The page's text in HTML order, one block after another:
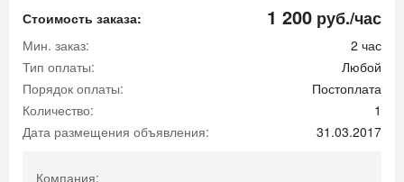
Стоимость заказа: 1 200 руб./час
Мин. заказ:
2 час
Тип оплаты:
Любой
Порядок оплаты:
Постоплата
Количество:
1
Дата размещения объявления:
31.03.2017
Компания: